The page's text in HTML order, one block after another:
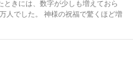
きには、数字が少しも増えておら
人でした。 神様の祝福で驚くほど増